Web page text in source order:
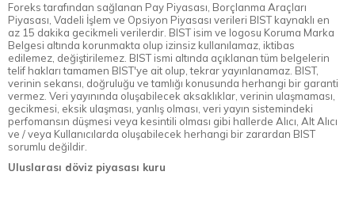
Foreks tarafından sağlanan Pay Piyasası, Borçlanma Araçları
Piyasası, Vadeli İşlem ve Opsiyon Piyasası verileri BIST kaynaklı en
az 15 dakika gecikmeli verilerdir. BIST isim ve logosu Koruma Marka
Belgesi altında korunmakta olup izinsiz kullanılamaz, iktibas
edilemez, değiştirilemez. BIST ismi altında açıklanan tüm belgelerin
telif hakları tamamen BIST'ye ait olup, tekrar yayınlanamaz. BIST,
verinin sekansı, doğruluğu ve tamlığı konusunda herhangi bir garanti
vermez. Veri yayınında oluşabilecek aksaklıklar, verinin ulaşmaması,
gecikmesi, eksik ulaşması, yanlış olması, veri yayın sistemindeki
perfomansın düşmesi veya kesintili olması gibi hallerde Alıcı, Alt Alıcı
ve / veya Kullanıcılarda oluşabilecek herhangi bir zarardan BIST
sorumlu değildir.
Uluslarası döviz piyasası kuru